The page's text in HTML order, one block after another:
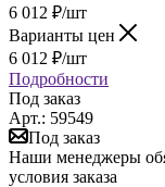
6 012 ₽/шт
Варианты цен
6 012 ₽/шт
Подробности
Под заказ
Арт.: 59549
Под заказ
Наши менеджеры
условия заказа